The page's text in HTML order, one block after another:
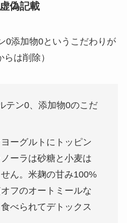
偽記載
0添加物0というこだわりが
は削除）
テン0、添加物0のこだ
ーグルトにトッピン
ーラは砂糖と小麦は
ん。米麹の甘み100%
フのオートミールな
べられてデトックス